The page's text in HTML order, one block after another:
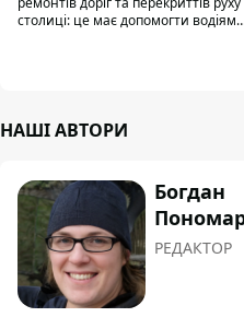
столиці: це має допомогти водіям
НАШІ АВТОРИ
Богдан
РЕДАКТОР